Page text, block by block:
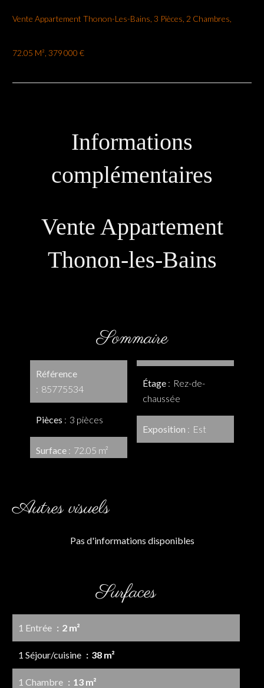
Vente Appartement Thonon-Les-Bains, 3 Pièces, 2 Chambres,
72.05 M², 379 000 €
Informations
complémentaires
Vente Appartement
Thonon-les-Bains
Sommaire
Référence
85775534
Pièces 3 pièces
Surface 72.05 m²
Étage
Rez-de-
chaussée
Exposition Est
Autres visuels
Pas d'informations disponibles
Surfaces
1 Entrée 2 m²
1 Séjour/cuisine 38 m²
1 Chambre 13 m²